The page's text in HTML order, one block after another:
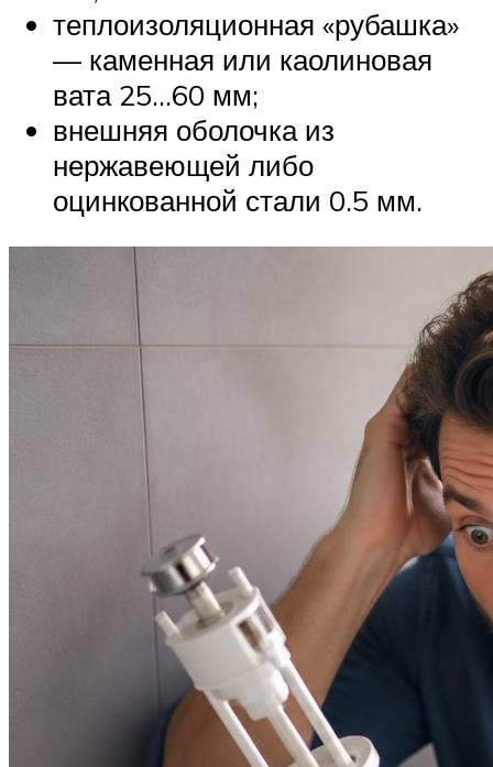
теплоизоляционная «рубашка»
— каменная или каолиновая
вата 25…60 мм;
внешняя оболочка из
нержавеющей либо
оцинкованной стали 0.5 мм.